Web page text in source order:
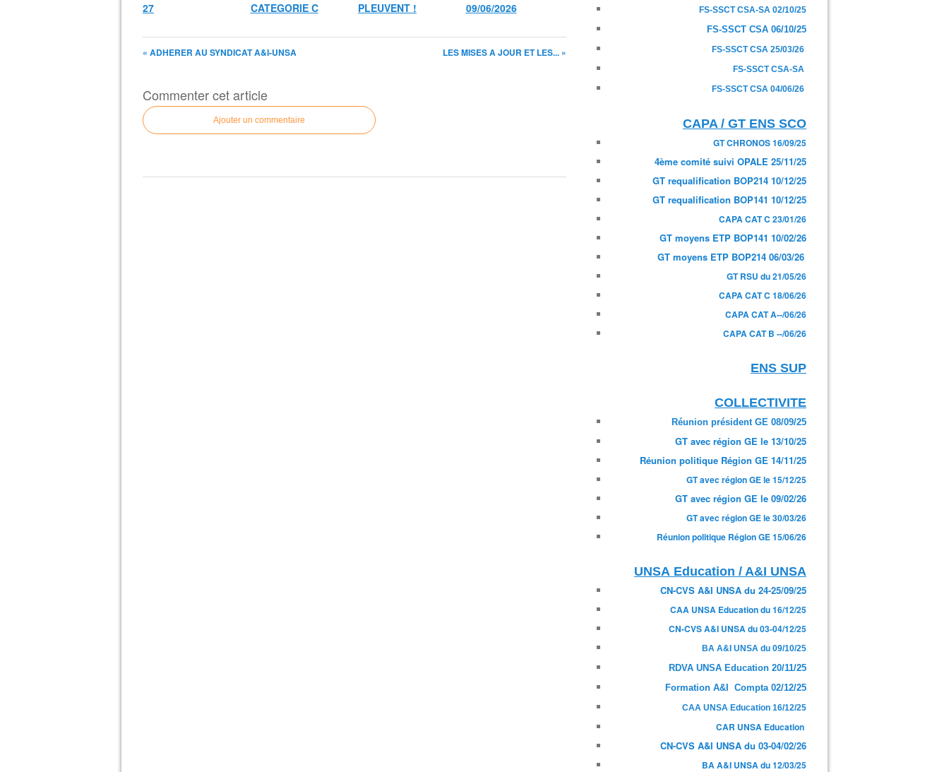
27
CATEGORIE C
PLEUVENT !
09/06/2026
« ADHERER AU SYNDICAT A&I-UNSA LES MISES A JOUR ET LES... »
Commenter cet article
Ajouter un commentaire
FS-SSCT CSA-SA 02/10/25
FS-SSCT CSA 06/10/25
FS-SSCT CSA 25/03/26
FS-SSCT CSA-SA
FS-SSCT CSA 04/06/26
CAPA / GT ENS SCO
GT CHRONOS 16/09/25
4ème comité suivi OPALE 25/11/25
GT requalification BOP214 10/12/25
GT requalification BOP141 10/12/25
CAPA CAT C 23/01/26
GT moyens ETP BOP141 10/02/26
GT moyens ETP BOP214 06/03/26
GT RSU du 21/05/26
CAPA CAT C 18/06/26
CAPA CAT A--/06/26
CAPA CAT B --/06/26
ENS SUP
COLLECTIVITE
Réunion président GE 08/09/25
GT avec région GE le 13/10/25
Réunion politique Région GE 14/11/25
GT avec région GE le 15/12/25
GT avec région GE le 09/02/26
GT avec région GE le 30/03/26
Réunion politique Région GE 15/06/26
UNSA Education / A&I UNSA
CN-CVS A&I UNSA du 24-25/09/25
CAA UNSA Education du 16/12/25
CN-CVS A&I UNSA du 03-04/12/25
BA A&I UNSA du 09/10/25
RDVA UNSA Education 20/11/25
Formation A&I Compta 02/12/25
CAA UNSA Education 16/12/25
CAR UNSA Education
CN-CVS A&I UNSA du 03-04/02/26
BA A&I UNSA du 12/03/25